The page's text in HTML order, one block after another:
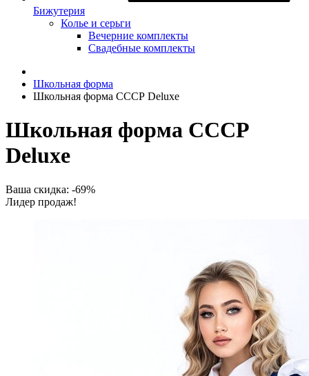
Бижутерия
Колье и серьги
Вечерние комплекты
Свадебные комплекты
Школьная форма
Школьная форма СССР Deluxe
Школьная форма СССР
Deluxe
Ваша скидка: -69%
Лидер продаж!